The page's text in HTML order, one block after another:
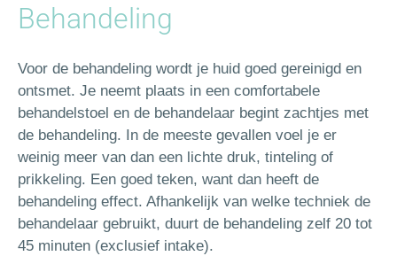
Behandeling
Voor de behandeling wordt je huid goed gereinigd en
ontsmet. Je neemt plaats in een comfortabele
behandelstoel en de behandelaar begint zachtjes met
de behandeling. In de meeste gevallen voel je er
weinig meer van dan een lichte druk, tinteling of
prikkeling. Een goed teken, want dan heeft de
behandeling effect. Afhankelijk van welke techniek de
behandelaar gebruikt, duurt de behandeling zelf 20 tot
45 minuten (exclusief intake).